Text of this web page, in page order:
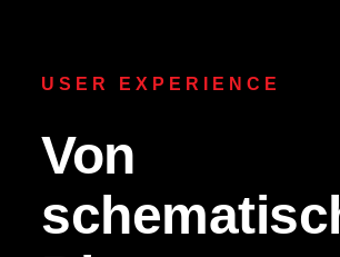
USER EXPERIENCE
Von